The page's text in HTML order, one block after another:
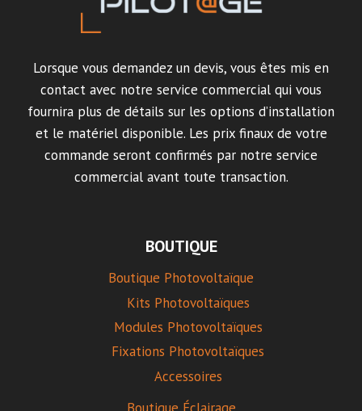
Lorsque vous demandez un devis, vous êtes mis en
contact avec notre service commercial qui vous
fournira plus de détails sur les options d’installation
et le matériel disponible. Les prix finaux de votre
commande seront confirmés par notre service
commercial avant toute transaction.
BOUTIQUE
Boutique Photovoltaïque
Kits Photovoltaïques
Modules Photovoltaïques
Fixations Photovoltaïques
Accessoires